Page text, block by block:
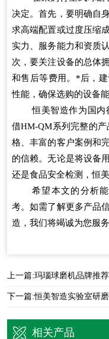
决定。首先，要明确自
求高端配置或过度压缩
实力、服务能力和资质
次，要关注设备的总体
和售后等费用。*后，
性能，确保选购的设备
恒美智造作为国内
借HM-QM系列完整的
格、丰富的客户案例和
的信赖。无论是将设备
还是食品安全检测，恒
希望本文的分析
考。如需了解更多产品
造，我们将竭诚为您服务
上一篇:玛瑙球磨机品牌推
下一篇:恒美智造实验室研
相关产品